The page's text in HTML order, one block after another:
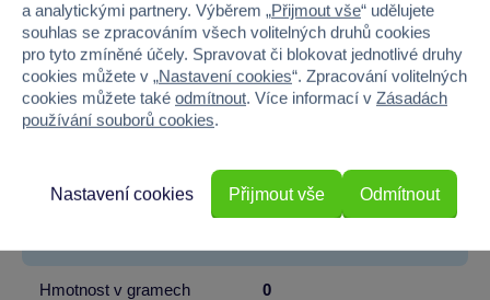
Věk od 3
Pohlaví HOLKA, KLUK
Výška 18
Hmotnost v gramech 0
a analytickými partnery. Výběrem „Přijmout vše“ udělujete
souhlas se zpracováním všech volitelných druhů cookies
pro tyto zmíněné účely. Spravovat či blokovat jednotlivé druhy
cookies můžete v „Nastavení cookies“. Zpracování volitelných
cookies můžete také odmítnout. Více informací v Zásadách
používání souborů cookies.
Odmítnout
Nastavení cookies Přijmout vše